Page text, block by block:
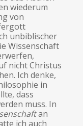
wiederum
von
unbiblischer
Wissenschaft
nicht Christus
Ich denke,
in
dass
muss. In
an
ich auch